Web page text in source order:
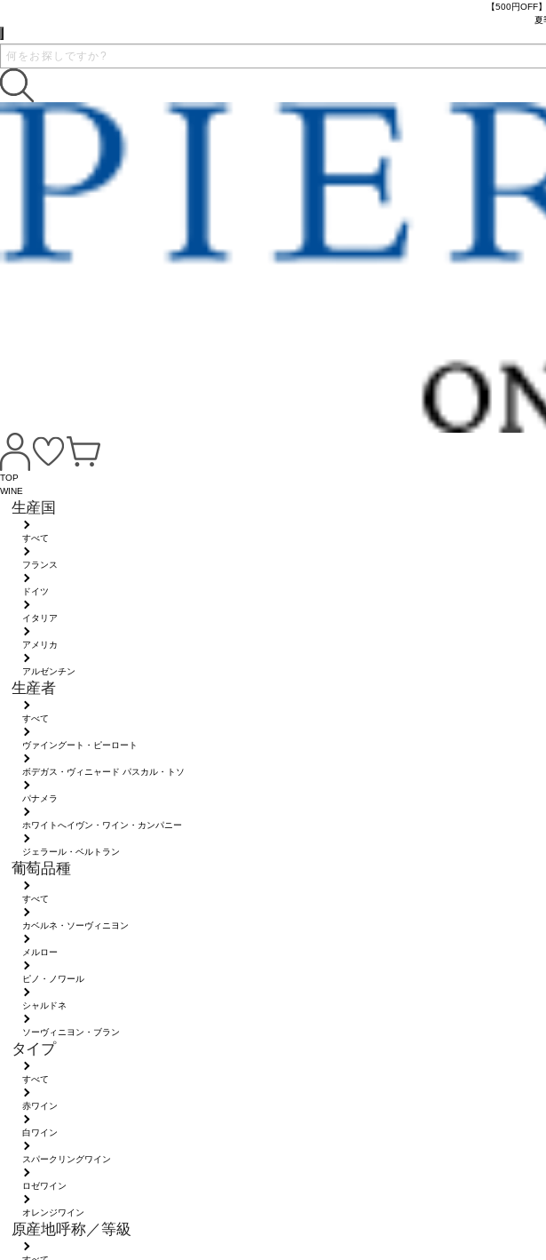
【500円OFF
夏
TOP
WINE
生産国
すべて
フランス
ドイツ
イタリア
アメリカ
アルゼンチン
生産者
すべて
ヴァイングート・ピーロート
ボデガス・ヴィニャード パスカル・トソ
パナメラ
ホワイトへイヴン・ワイン・カンパニー
ジェラール・ベルトラン
葡萄品種
すべて
カベルネ・ソーヴィニヨン
メルロー
ピノ・ノワール
シャルドネ
ソーヴィニヨン・ブラン
タイプ
すべて
赤ワイン
白ワイン
スパークリングワイン
ロゼワイン
オレンジワイン
原産地呼称／等級